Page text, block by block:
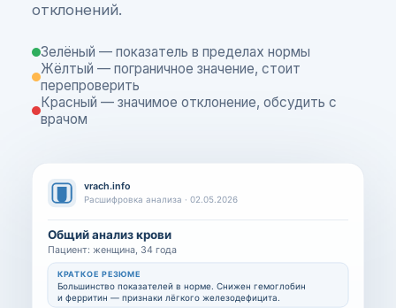
отклонений.
Зелёный — показатель в пределах нормы
Жёлтый — пограничное значение, стоит
перепроверить
Красный — значимое отклонение, обсудить с
врачом
vrach.info
Расшифровка анализа · 02.05.2026
Общий анализ крови
Пациент: женщина, 34 года
КРАТКОЕ РЕЗЮМЕ
Большинство показателей в норме. Снижен гемоглобин
и ферритин — признаки лёгкого железодефицита.